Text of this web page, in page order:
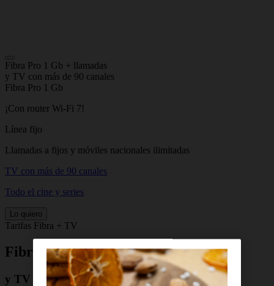
Fibra Pro 1 Gb + llamadas
y TV con más de 90 canales
Fibra Pro 1 Gb
¡Con router Wi-Fi 7!
Línea fijo
Llamadas a fijos y móviles nacionales ilimitadas
TV con más de 90 canales
Todo el cine y series
Lo quiero
Tarifas Fibra + TV
Fibra Pro 1 Gb + llamadas
y TV con más de 90 canales